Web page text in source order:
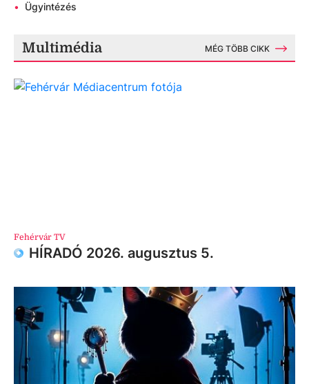
• Ügyintézés
Multimédia MÉG TÖBB CIKK
Fehérvár TV
HÍRADÓ 2026. augusztus 5.